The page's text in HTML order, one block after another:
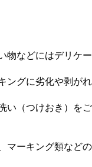
物などにはデリケー
ングに劣化や剥がれ
い（つけおき）をご
マーキング類などの